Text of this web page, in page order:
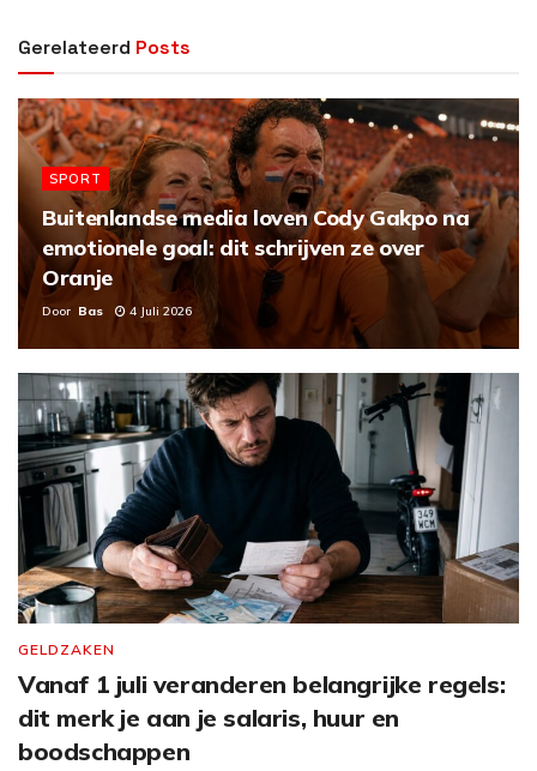
Gerelateerd Posts
SPORT
Buitenlandse media loven Cody Gakpo na
emotionele goal: dit schrijven ze over
Oranje
Door Bas 4 Juli 2026
GELDZAKEN
Vanaf 1 juli veranderen belangrijke regels:
dit merk je aan je salaris, huur en
boodschappen